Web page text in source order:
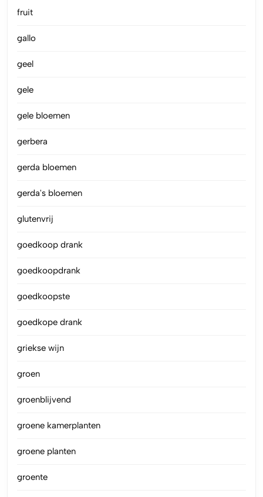
fruit
gallo
geel
gele
gele bloemen
gerbera
gerda bloemen
gerda's bloemen
glutenvrij
goedkoop drank
goedkoopdrank
goedkoopste
goedkope drank
griekse wijn
groen
groenblijvend
groene kamerplanten
groene planten
groente